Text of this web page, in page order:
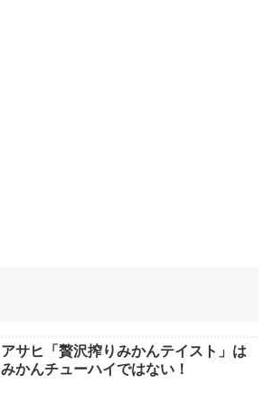
アサヒ「贅沢搾りみかんテイスト」は
みかんチューハイではない！